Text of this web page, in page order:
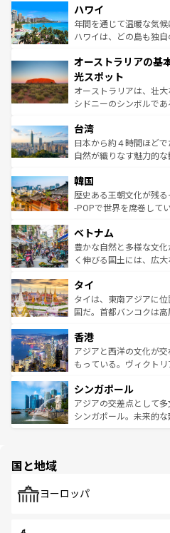
着のスイス情報は
のような巨大都市は、観
ンメントが詰まった刺
西部には大自然が広が
部のニューオーリンズ
文化が魅力。旅行者はア
しみながら、その多様性
るだろう。車でのロード
情報は
ハワイ
年間を通じて温暖な気
ハワイは、どの島も独
ワイ島は見逃せない。
島だが、静かな自然を求
おすすめ。エメラルドグ
文化や歴史が息づいて
人々、おいしいローカル
ク、伝統的なフラダン
っている。訪れるたびに
はコンテンツ一覧
オーストラリアの基
光スポット
オーストラリアは、壮大
シドニーのシンボルで
リアリーフや大陸中央部
ク）、タスマニアの美
ど、見どころがたくさ
いる。アクティビティも
ビング、ハイキングな
い。オーストラリアの
参照してほしい。
台湾
日本から約４時間ほど
自然が織りなす魅力的
ン）、静ひつな山岳地帯
と山間の静けさが共存
驚きをもたらしてくれ
容にもいいと評判のスイ
が味わえる。 な
照してほしい。
韓国
歴史ある王朝文化が残
-POPで世界を席巻して
き、地方に足を延ばせば
できる。そして、キム
まで、さまざまな韓国
リティに包まれながら、
わって
覧を参照してほしい。
ベトナム
豊かな自然と多様な文
く伸びる国土には、広
急速な発展と共に伝統が
ーチミン市のフランス
醸し出している。また
とつ。フォーやバインミ
ひ現地で味わいたい。
が旅行者を迎えてくれ
参照してほしい。
タイ
タイは、東南アジアに
国だ。首都バンコクは
の活気が交差している。
帯で自然と触れ合い、
いビーチでリゾート気
激する。気候は一年中温
が待っている。親しみ
た文化、そして多様な
香港
アジアと西洋の文化が
もっている。ヴィクト
み、どこを訪れても感動
ており、効率よく見ど
うな絶景から文化的な
シンガポール
アジアの交差点として
シンガポール。未来的
で、ホーカーズは地元の
国と地域
ヨーロッパ